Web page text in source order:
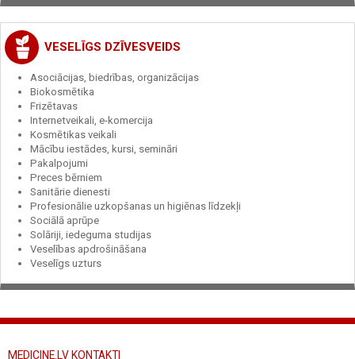
VESELĪGS DZĪVESVEIDS
Asociācijas, biedrības, organizācijas
Biokosmētika
Frizētavas
Internetveikali, e-komercija
Kosmētikas veikali
Mācību iestādes, kursi, semināri
Pakalpojumi
Preces bērniem
Sanitārie dienesti
Profesionālie uzkopšanas un higiēnas līdzekļi
Sociālā aprūpe
Solāriji, iedeguma studijas
Veselības apdrošināšana
Veselīgs uzturs
MEDICINE.LV KONTAKTI